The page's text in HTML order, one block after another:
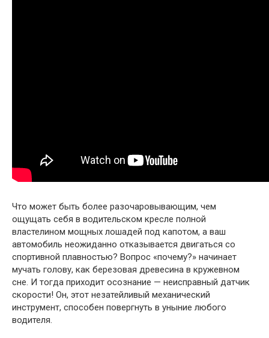
Что может быть более разочаровывающим, чем
ощущать себя в водительском кресле полной
властелином мощных лошадей под капотом, а ваш
автомобиль неожиданно отказывается двигаться со
спортивной плавностью? Вопрос «почему?» начинает
мучать голову, как березовая древесина в кружевном
сне. И тогда приходит осознание — неисправный датчик
скорости! Он, этот незатейливый механический
инструмент, способен повергнуть в уныние любого
водителя.